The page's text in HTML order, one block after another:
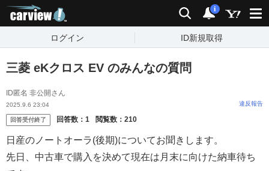
検索 通知
i
ログイン ID新規取得
三菱 eKクロス EV のみんなの質問
ID匿名 非公開さん
2025.9.6 23:04 違反報告
回答受付終了 回答数： 1 閲覧数： 210
日産のノートオーラ(後期)についてお聞きします。
先日、中古車で購入を決めて現在は月末に向けた納車待ち